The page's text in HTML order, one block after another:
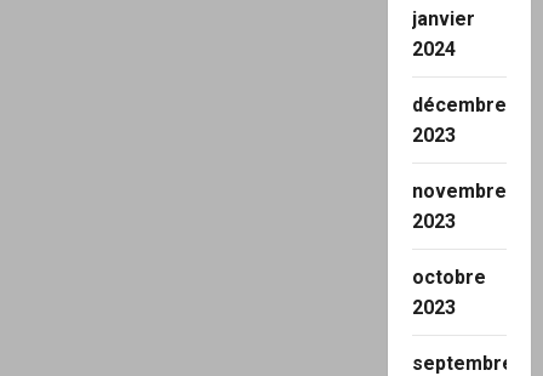
janvier
2024
décembre
2023
novembre
2023
octobre
2023
septembre